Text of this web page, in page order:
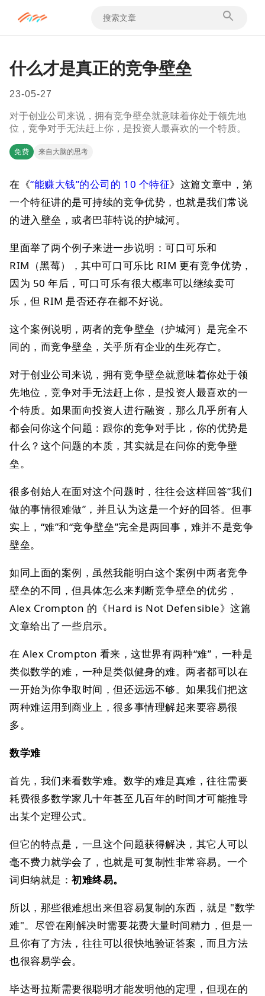
什么才是真正的竞争壁垒
23-05-27
对于创业公司来说，拥有竞争壁垒就意味着你处于领先地
位，竞争对手无法赶上你，是投资人最喜欢的一个特质。
免费 来自大脑的思考
在《“能赚大钱”的公司的 10 个特征》这篇文章中，第
一个特征讲的是可持续的竞争优势，也就是我们常说
的进入壁垒，或者巴菲特说的护城河。
里面举了两个例子来进一步说明：可口可乐和
RIM（黑莓），其中可口可乐比 RIM 更有竞争优势，
因为 50 年后，可口可乐有很大概率可以继续卖可
乐，但 RIM 是否还存在都不好说。
这个案例说明，两者的竞争壁垒（护城河）是完全不
同的，而竞争壁垒，关乎所有企业的生死存亡。
对于创业公司来说，拥有竞争壁垒就意味着你处于领
先地位，竞争对手无法赶上你，是投资人最喜欢的一
个特质。如果面向投资人进行融资，那么几乎所有人
都会问你这个问题：跟你的竞争对手比，你的优势是
什么？这个问题的本质，其实就是在问你的竞争壁
垒。
很多创始人在面对这个问题时，往往会这样回答“我们
做的事情很难做”，并且认为这是一个好的回答。但事
实上，“难”和“竞争壁垒”完全是两回事，难并不是竞争
壁垒。
如同上面的案例，虽然我能明白这个案例中两者竞争
壁垒的不同，但具体怎么来判断竞争壁垒的优劣，
Alex Crompton 的《Hard is Not Defensible》这篇
文章给出了一些启示。
在 Alex Crompton 看来，这世界有两种“难”，一种是
类似数学的难，一种是类似健身的难。两者都可以在
一开始为你争取时间，但还远远不够。如果我们把这
两种难运用到商业上，很多事情理解起来要容易很
多。
数学难
首先，我们来看数学难。数学的难是真难，往往需要
耗费很多数学家几十年甚至几百年的时间才可能推导
出某个定理公式。
但它的特点是，一旦这个问题获得解决，其它人可以
毫不费力就学会了，也就是可复制性非常容易。一个
词归纳就是：初难终易。
所以，那些很难想出来但容易复制的东西，就是 "数学
难"。尽管在刚解决时需要花费大量时间精力，但是一
旦你有了方法，往往可以很快地验证答案，而且方法
也很容易学会。
毕达哥拉斯需要很聪明才能发明他的定理，但现在的